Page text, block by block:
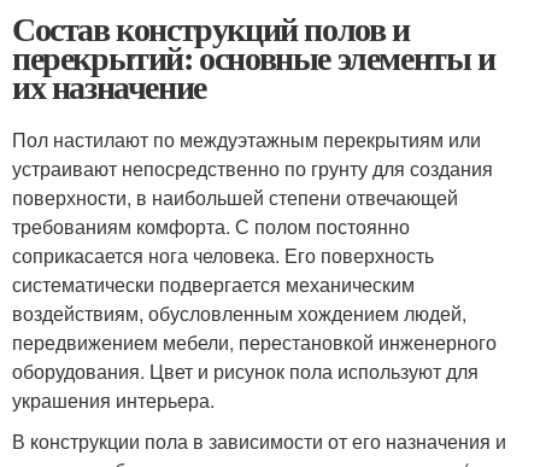
Состав конструкций полов и
перекрытий: основные элементы и
их назначение
Пол настилают по междуэтажным перекрытиям или
устраивают непосредственно по грунту для создания
поверхности, в наибольшей степени отвечающей
требованиям комфорта. С полом постоянно
соприкасается нога человека. Его поверхность
систематически подвергается механическим
воздействиям, обусловленным хождением людей,
передвижением мебели, перестановкой инженерного
оборудования. Цвет и рисунок пола используют для
украшения интерьера.
В конструкции пола в зависимости от его назначения и